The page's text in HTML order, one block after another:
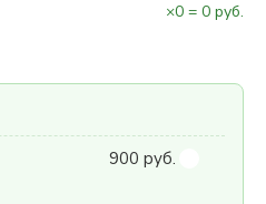
×0 = 0 руб.
900 руб.